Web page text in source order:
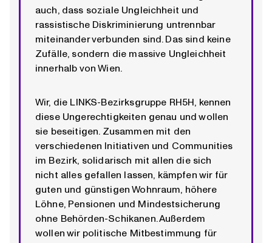
auch, dass soziale Ungleichheit und
rassistische Diskriminierung untrennbar
miteinander verbunden sind. Das sind keine
Zufälle, sondern die massive Ungleichheit
innerhalb von Wien.
Wir, die LINKS-Bezirksgruppe RH5H, kennen
diese Ungerechtigkeiten genau und wollen
sie beseitigen. Zusammen mit den
verschiedenen Initiativen und Communities
im Bezirk, solidarisch mit allen die sich
nicht alles gefallen lassen, kämpfen wir für
guten und günstigen Wohnraum, höhere
Löhne, Pensionen und Mindestsicherung
ohne Behörden-Schikanen. Außerdem
wollen wir politische Mitbestimmung für